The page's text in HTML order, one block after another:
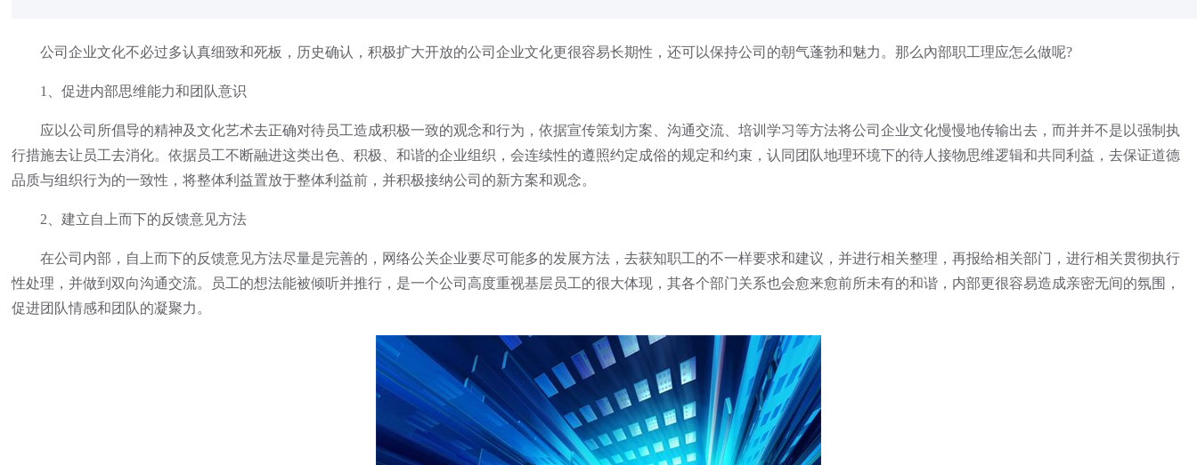
公司企业文化不必过多认真细致和死板，历史确认，积极扩大开放的公司企业文化更很容易长期性，还可以保持公司的朝气蓬勃和魅力。那么內部职工理应怎么做呢?
1、促进内部思维能力和团队意识
应以公司所倡导的精神及文化艺术去正确对待员工造成积极一致的观念和行为，依据宣传策划方案、沟通交流、培训学习等方法将公司企业文化慢慢地传输出去，而并并不是以强制执
行措施去让员工去消化。依据员工不断融进这类出色、积极、和谐的企业组织，会连续性的遵照约定成俗的规定和约束，认同团队地理环境下的待人接物思维逻辑和共同利益，去保证道德
品质与组织行为的一致性，将整体利益置放于整体利益前，并积极接纳公司的新方案和观念。
2、建立自上而下的反馈意见方法
在公司内部，自上而下的反馈意见方法尽量是完善的，网络公关企业要尽可能多的发展方法，去获知职工的不一样要求和建议，并进行相关整理，再报给相关部门，进行相关贯彻执行
性处理，并做到双向沟通交流。员工的想法能被倾听并推行，是一个公司高度重视基层员工的很大体现，其各个部门关系也会愈来愈前所未有的和谐，内部更很容易造成亲密无间的氛围，
促进团队情感和团队的凝聚力。